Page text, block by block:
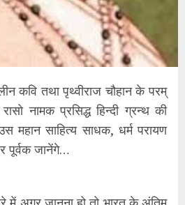
कवि तथा पृथ्वीराज चौहान के परम्
नामक प्रसिद्ध हिन्दी ग्रन्थ की
महान साहित्य साधक, धर्म परायण
पूर्वक जानेंगे…